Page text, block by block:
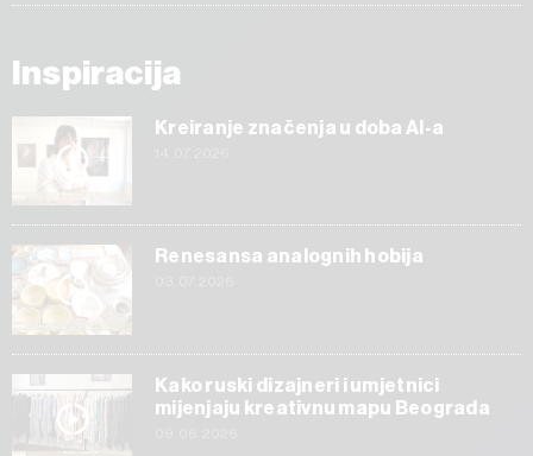
Inspiracija
Kreiranje značenja u doba AI-a
Renesansa analognih hobija
Kako ruski dizajneri i umjetnici
mijenjaju kreativnu mapu Beograda